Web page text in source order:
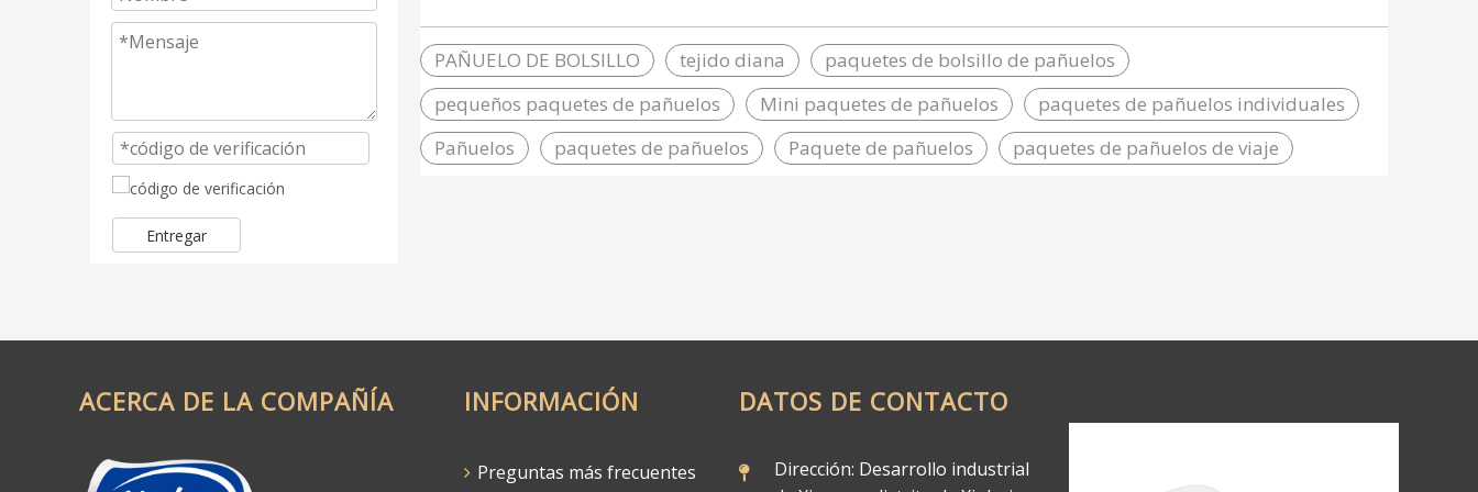
Entregar
económico de pulpa de
madera 100% virgen en
China 2020
bolsillo
de tamaño estándar
PAÑUELO DE BOLSILLO tejido diana
paquetes de bolsillo de pañuelos
pequeños paquetes de pañuelos
Mini paquetes de pañuelos
paquetes de pañuelos individuales
Pañuelos
paquetes de pañuelos Paquete de pañuelos paquetes de pañuelos de viaje
ACERCA DE LA COMPAÑÍA INFORMACIÓN
Preguntas más frecuentes
DATOS DE CONTACTO
Dirección: Desarrollo industrial